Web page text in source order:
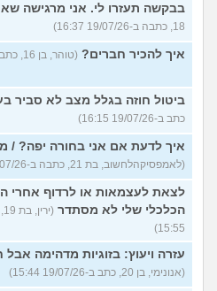
בבקשה תעזרו לי. אני מרגישה
18, כתבה ב-19/07/26 16:37)
איך להכיר חברים? (טוהר, בן 16, כתב ב-19/07/26 16:26)
ביטול חוזה בגלל מצב לא סביר
כתב ב-19/07/26 16:15)
איך לדעת אם אני בחורה יפה? /
(לאמפסיקהלחשוב, בת 21, כתבה ב-19/07/26 16:04)
לצאת לעצמאות או לרדוף אחרי
הכלכלי שלי לא מסתדר
15:55)
עזרה ויעוץ: בזוגיות מדהימה
(אנונימי, בן 20, כתב ב-19/07/26 15:44)